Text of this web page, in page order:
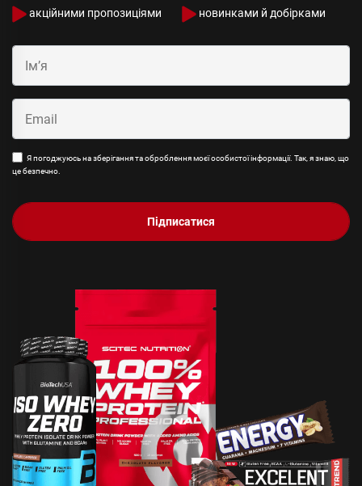
акційними пропозиціями новинками й добірками
Я погоджуюсь на зберігання та оброблення моєї особистої інформації. Так, я знаю, що
це безпечно.
Підписатися